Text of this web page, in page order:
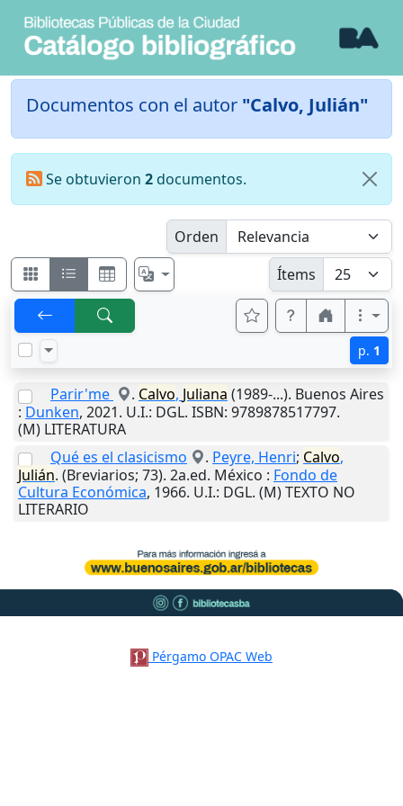
Documentos con el autor "Calvo, Julián"
Se obtuvieron 2documentos.
Orden
Ítems
p. 1
Parir'me . Calvo, Juliana (1989-...). Buenos Aires
: Dunken, 2021. U.I.: DGL. ISBN: 9789878517797.
(M) LITERATURA
Qué es el clasicismo
. Peyre, Henri; Calvo,
Julián. (Breviarios; 73). 2a.ed. México : Fondo de
Cultura Económica, 1966. U.I.: DGL. (M) TEXTO NO
LITERARIO
Pérgamo OPAC Web